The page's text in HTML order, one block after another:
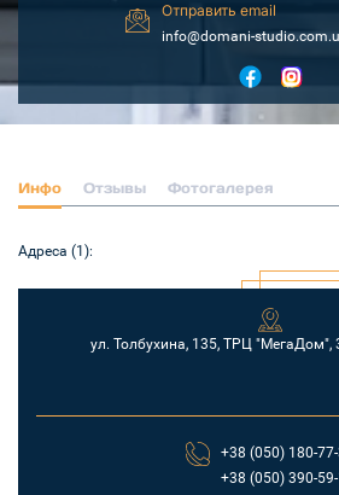
Отправить email
info@domani-
Инфо Отзывы Фотогалерея
Адреса (1):
ул. Толбухина, 135, ТРЦ "МегаДом",
+38 (050) 180-77-
+38 (050) 390-